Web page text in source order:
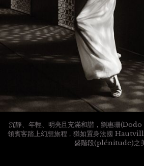
沉靜、年輕、明亮且充滿和諧，劉惠珊
領賓客踏上幻想旅程，猶如置身法國
盛階段(plénitude)之美